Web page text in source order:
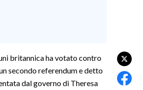
britannica ha votato contro
secondo referendum e detto
dal governo di Theresa